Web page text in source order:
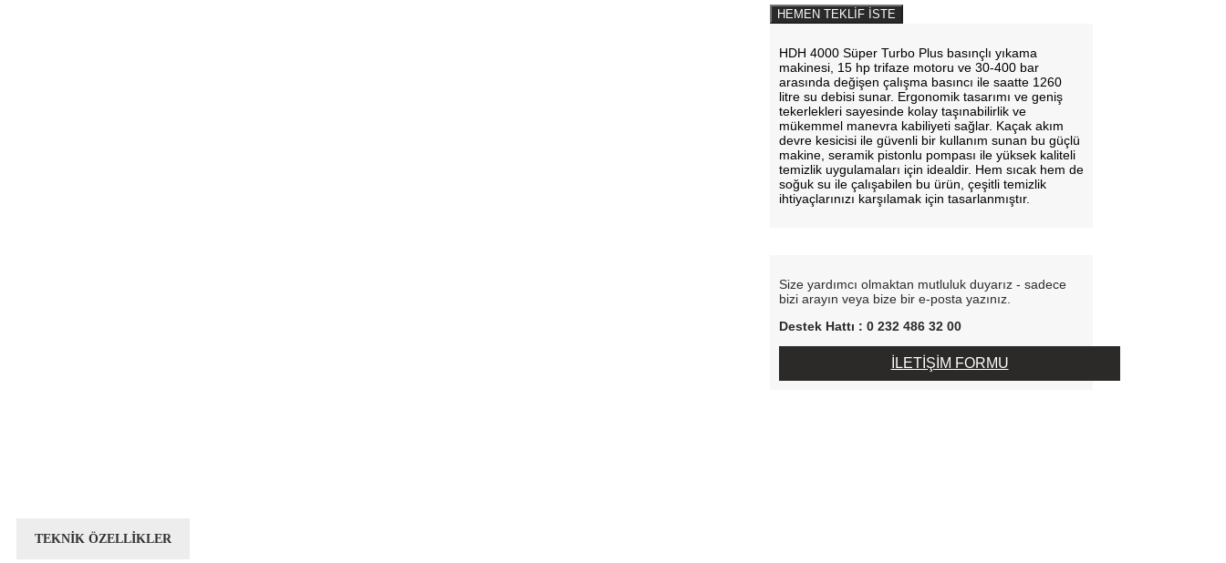
HEMEN TEKLİF İSTE
HDH 4000 Süper Turbo Plus basınçlı yıkama
makinesi, 15 hp trifaze motoru ve 30-400 bar
arasında değişen çalışma basıncı ile saatte 1260
litre su debisi sunar. Ergonomik tasarımı ve geniş
tekerlekleri sayesinde kolay taşınabilirlik ve
mükemmel manevra kabiliyeti sağlar. Kaçak akım
devre kesicisi ile güvenli bir kullanım sunan bu güçlü
makine, seramik pistonlu pompası ile yüksek kaliteli
temizlik uygulamaları için idealdir. Hem sıcak hem de
soğuk su ile çalışabilen bu ürün, çeşitli temizlik
ihtiyaçlarınızı karşılamak için tasarlanmıştır.
Size yardımcı olmaktan mutluluk duyarız - sadece
bizi arayın veya bize bir e-posta yazınız.
Destek Hattı : 0 232 486 32 00
İLETİŞİM FORMU
TEKNİK ÖZELLİKLER